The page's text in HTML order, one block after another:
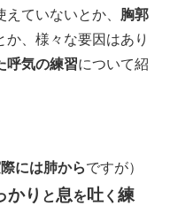
ていないとか、 胸郭
か、様々な要因はあり
呼気の練習について紹
には肺からですが）
かり と息を 吐く 練